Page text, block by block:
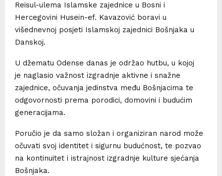
Reisul-ulema Islamske zajednice u Bosni i
Hercegovini Husein-ef. Kavazović boravi u
višednevnoj posjeti Islamskoj zajednici Bošnjaka u
Danskoj.
U džematu Odense danas je održao hutbu, u kojoj
je naglasio važnost izgradnje aktivne i snažne
zajednice, očuvanja jedinstva među Bošnjacima te
odgovornosti prema porodici, domovini i budućim
generacijama.
Poručio je da samo složan i organiziran narod može
očuvati svoj identitet i sigurnu budućnost, te pozvao
na kontinuitet i istrajnost izgradnje kulture sjećanja
Bošnjaka.